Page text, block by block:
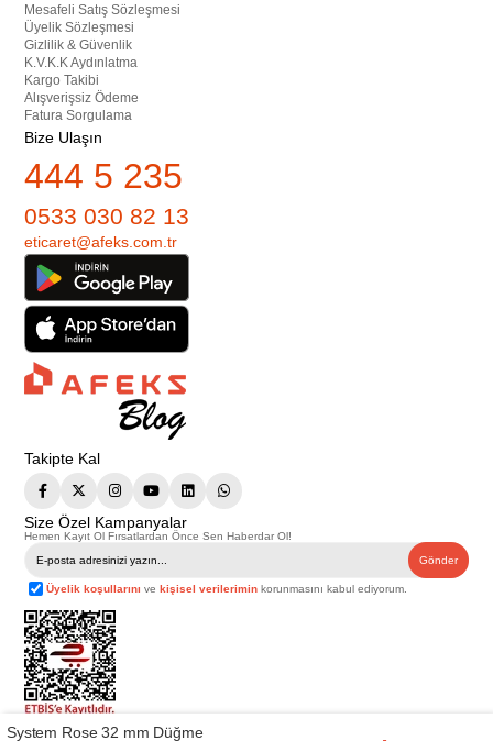
Mesafeli Satış Sözleşmesi
Üyelik Sözleşmesi
Gizlilik & Güvenlik
K.V.K.K Aydınlatma
Kargo Takibi
Alışverişsiz Ödeme
Fatura Sorgulama
Bize Ulaşın
444 5 235
0533 030 82 13
eticaret@afeks.com.tr
Takipte Kal
Size Özel Kampanyalar
Hemen Kayıt Ol Fırsatlardan Önce Sen Haberdar Ol!
Gönder
Üyelik koşullarını vekişisel verilerimin korunmasını kabul ediyorum.
System Rose 32 mm Düğme